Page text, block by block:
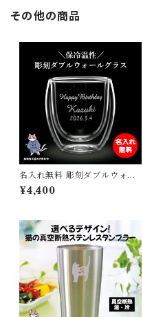
その他の商品
名入れ無料 彫刻ダブルウォー
ルグラス 250ml 誕生日 記念
日に特別な一杯を ギフト プレ
¥4,400